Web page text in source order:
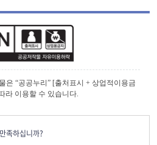
은 “공공누리” [출처표시 + 상업적이용금
라 이용할 수 있습니다.
족하십니까?